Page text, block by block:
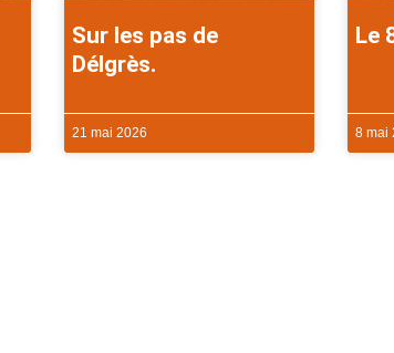
Sur les pas de
Délgrès.
21 mai 2026
Le
8 mai